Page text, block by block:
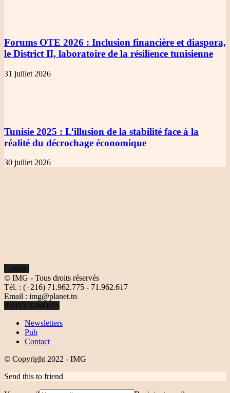
Forums OTE 2026 : Inclusion financière et diaspora,
le District II, laboratoire de la résilience tunisienne
31 juillet 2026
Tunisie 2025 : L’illusion de la stabilité face à la
réalité du décrochage économique
30 juillet 2026
Contact
© IMG - Tous droits réservés
Tél. : (+216) 71.962.775 - 71.962.617
Email : img@planet.tn
SUIVEZ-NOUS
Newsletters
Pub
Contact
© Copyright 2022 - IMG
Send this to friend